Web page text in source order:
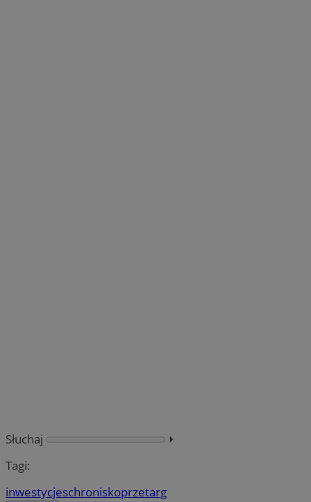
Słuchaj
⏵︎
Tagi:
inwestycjeschroniskoprzetarg